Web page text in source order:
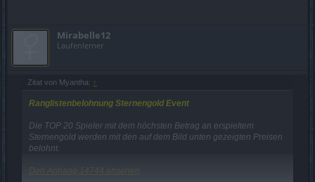
Mirabelle12
Laufenlerner
Zitat von Myantha: ↑
Ranglistenbelohnung Sternengold Event
Die TOP 20 Spieler mit dem höchsten Betrag an erspieltem
Sternengold werden mit den auf dem Bild unten gezeigten Preisen
belohnt.
Den Anhang 14744 ansehen